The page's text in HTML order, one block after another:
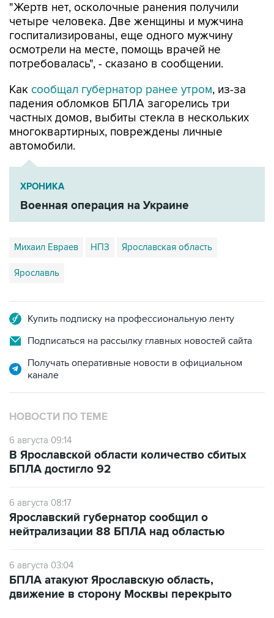
"Жертв нет, осколочные ранения получили
четыре человека. Две женщины и мужчина
госпитализированы, еще одного мужчину
осмотрели на месте, помощь врачей не
потребовалась", - сказано в сообщении.
Как сообщал губернатор ранее утром, из-за
падения обломков БПЛА загорелись три
частных домов, выбиты стекла в нескольких
многоквартирных, повреждены личные
автомобили.
ХРОНИКА
Военная операция на Украине
Михаил Евраев НПЗ Ярославская область
Ярославль
Купить подписку на профессиональную ленту
Подписаться на рассылку главных новостей сайта
Получать оперативные новости в официальном
канале
НОВОСТИ ПО ТЕМЕ
6 августа 09:14
В Ярославской области количество сбитых
БПЛА достигло 92
6 августа 08:17
Ярославский губернатор сообщил о
нейтрализации 88 БПЛА над областью
6 августа 03:04
БПЛА атакуют Ярославскую область,
движение в сторону Москвы перекрыто